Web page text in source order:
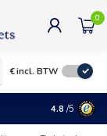
0
€incl. BTW
Kleine
4.8 /5